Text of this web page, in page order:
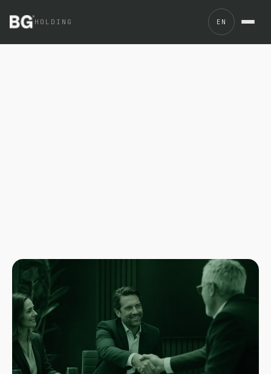
HOLDING EN
Brandformance Group se incorporó a IDEA (Instituto